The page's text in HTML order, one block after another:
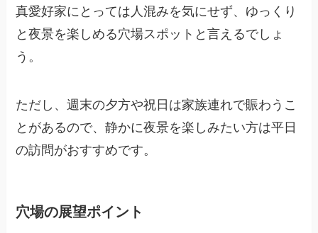
真愛好家にとっては人混みを気にせず、ゆっくり
と夜景を楽しめる穴場スポットと言えるでしょ
う。
ただし、週末の夕方や祝日は家族連れで賑わうこ
とがあるので、静かに夜景を楽しみたい方は平日
の訪問がおすすめです。
穴場の展望ポイント